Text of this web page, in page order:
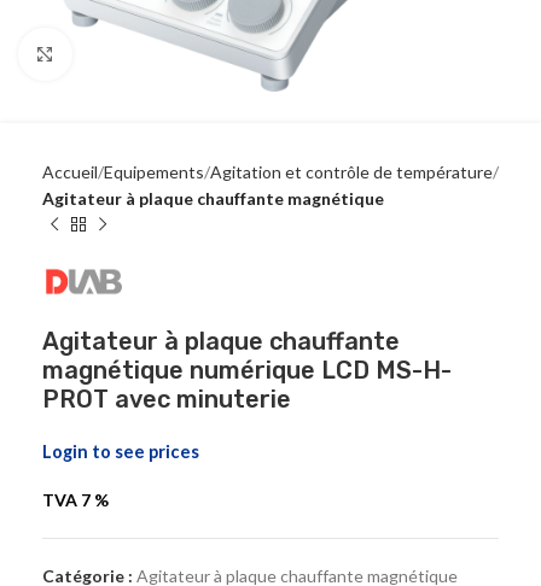
Click to enlarge
Accueil Equipements Agitation et contrôle de température
Agitateur à plaque chauffante magnétique
Agitateur à plaque chauffante
magnétique numérique LCD MS-H-
PROT avec minuterie
Login to see prices
TVA 7 %
Catégorie : Agitateur à plaque chauffante magnétique